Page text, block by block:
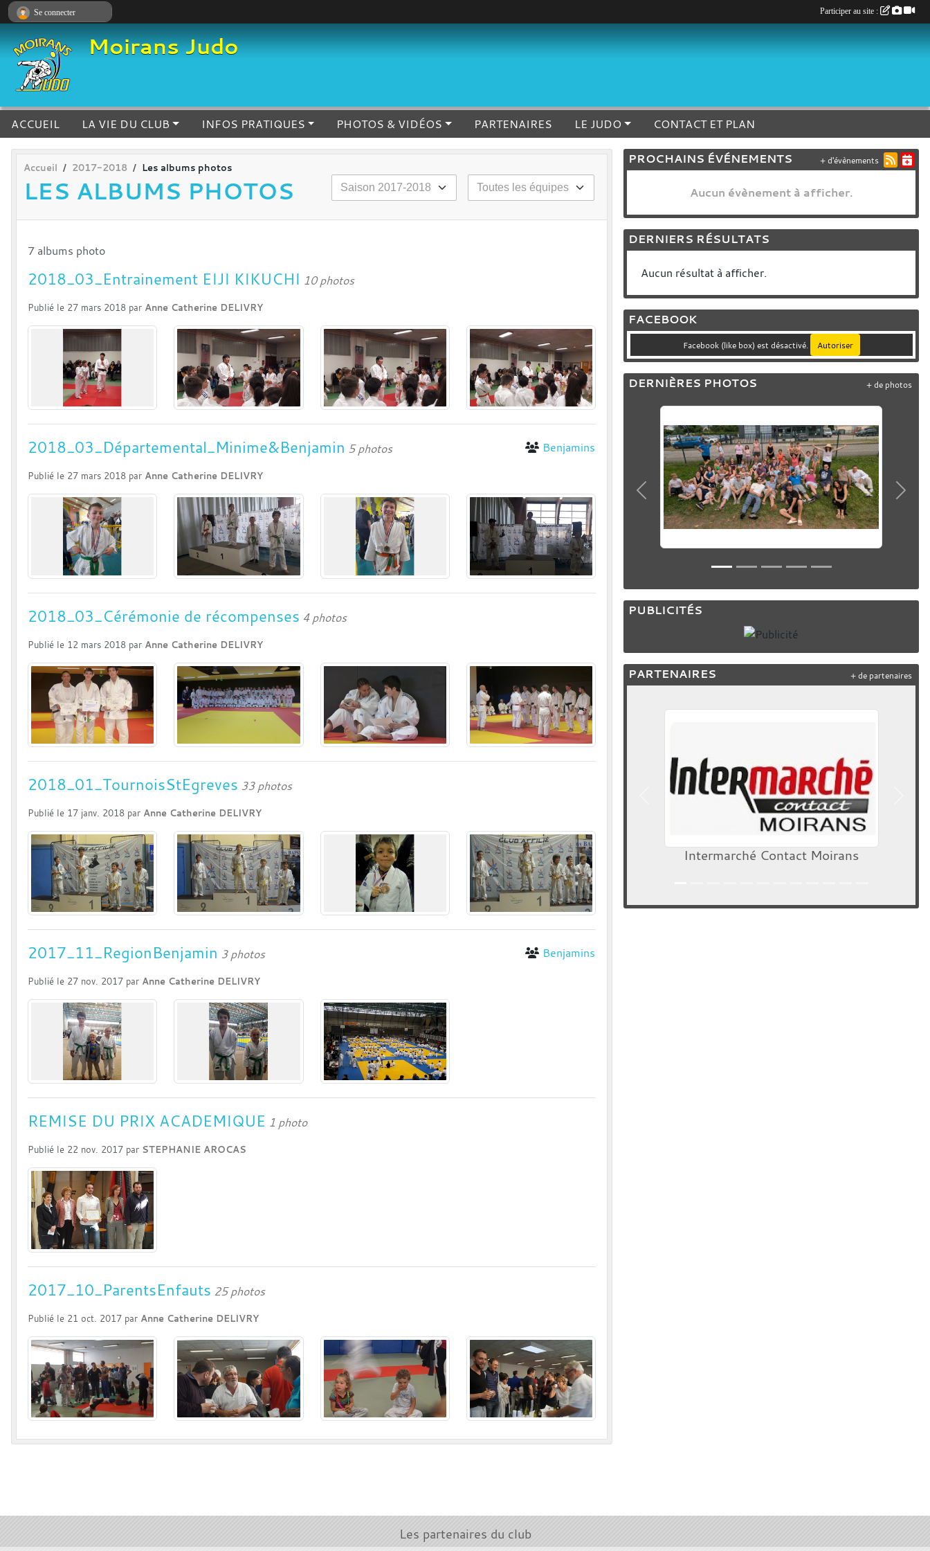
Moirans Judo
ACCUEIL LA VIE DU CLUB INFOS PRATIQUES PHOTOS & VIDÉOS PARTENAIRES LE JUDO CONTACT ET PLAN
Accueil 2017-2018 Les albums photos
LES ALBUMS PHOTOS
7 albums photo
2018_03_Entrainement EIJI KIKUCHI 10 photos
Publié le 27 mars 2018 par Anne Catherine DELIVRY
2018_03_Départemental_Minime&Benjamin 5 photos Benjamins
Publié le 27 mars 2018 par Anne Catherine DELIVRY
2018_03_Cérémonie de récompenses 4 photos
Publié le 12 mars 2018 par Anne Catherine DELIVRY
2018_01_TournoisStEgreves 33 photos
Publié le 17 janv. 2018 par Anne Catherine DELIVRY
2017_11_RegionBenjamin 3 photos Benjamins
Publié le 27 nov. 2017 par Anne Catherine DELIVRY
REMISE DU PRIX ACADEMIQUE 1 photo
Publié le 22 nov. 2017 par STEPHANIE AROCAS
2017_10_ParentsEnfauts 25 photos
Publié le 21 oct. 2017 par Anne Catherine DELIVRY
PROCHAINS ÉVÉNEMENTS
Aucun évènement à afficher.
+ d'évènements
DERNIERS RÉSULTATS
Aucun résultat à afficher.
FACEBOOK
Facebook (like box) est désactivé. Autoriser
DERNIÈRES PHOTOS
Précedent
+ de photos
PUBLICITÉS
PARTENAIRES
Intermarché Contact Moirans
+ de partenaires
Les partenaires du club
Se connecter Participer au site :
Panneau de gestion des cookies